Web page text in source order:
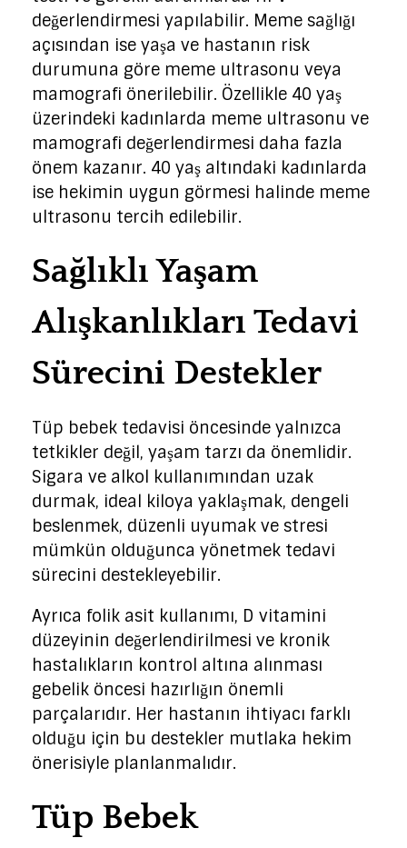
değerlendirmesi yapılabilir. Meme sağlığı
açısından ise yaşa ve hastanın risk
durumuna göre meme ultrasonu veya
mamografi önerilebilir. Özellikle 40 yaş
üzerindeki kadınlarda meme ultrasonu ve
mamografi değerlendirmesi daha fazla
önem kazanır. 40 yaş altındaki kadınlarda
ise hekimin uygun görmesi halinde meme
ultrasonu tercih edilebilir.
Sağlıklı Yaşam
Alışkanlıkları Tedavi
Sürecini Destekler
Tüp bebek tedavisi öncesinde yalnızca
tetkikler değil, yaşam tarzı da önemlidir.
Sigara ve alkol kullanımından uzak
durmak, ideal kiloya yaklaşmak, dengeli
beslenmek, düzenli uyumak ve stresi
mümkün olduğunca yönetmek tedavi
sürecini destekleyebilir.
Ayrıca folik asit kullanımı, D vitamini
düzeyinin değerlendirilmesi ve kronik
hastalıkların kontrol altına alınması
gebelik öncesi hazırlığın önemli
parçalarıdır. Her hastanın ihtiyacı farklı
olduğu için bu destekler mutlaka hekim
önerisiyle planlanmalıdır.
Tüp Bebek